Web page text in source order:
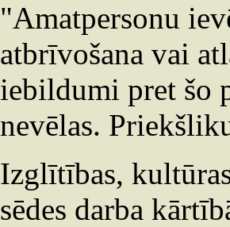
"Amatpersonu
atbrīvošana vai
iebildumi pret šo
nevēlas.
Izglītības,
sēdes darba